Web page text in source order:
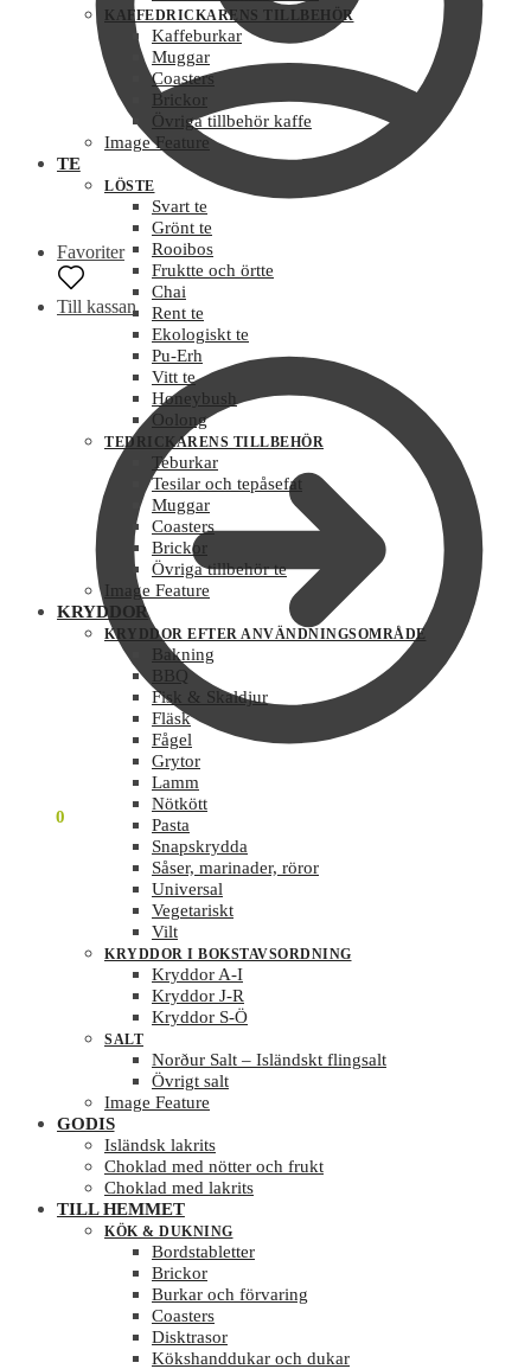
Favoriter
Till kassan
0
KAFFEDRICKARENS TILLBEHÖR
Kaffeburkar
Muggar
Coasters
Brickor
Övriga tillbehör kaffe
Image Feature
TE
LÖSTE
Svart te
Grönt te
Rooibos
Fruktte och örtte
Chai
Rent te
Ekologiskt te
Pu-Erh
Vitt te
Honeybush
Oolong
TEDRICKARENS TILLBEHÖR
Teburkar
Tesilar och tepåsefat
Muggar
Coasters
Brickor
Övriga tillbehör te
Image Feature
KRYDDOR
KRYDDOR EFTER ANVÄNDNINGSOMRÅDE
Bakning
BBQ
Fisk & Skaldjur
Fläsk
Fågel
Grytor
Lamm
Nötkött
Pasta
Snapskrydda
Såser, marinader, röror
Universal
Vegetariskt
Vilt
KRYDDOR I BOKSTAVSORDNING
Kryddor A-I
Kryddor J-R
Kryddor S-Ö
SALT
Norður Salt – Isländskt flingsalt
Övrigt salt
Image Feature
GODIS
Isländsk lakrits
Choklad med nötter och frukt
Choklad med lakrits
TILL HEMMET
KÖK & DUKNING
Bordstabletter
Brickor
Burkar och förvaring
Coasters
Disktrasor
Kökshanddukar och dukar